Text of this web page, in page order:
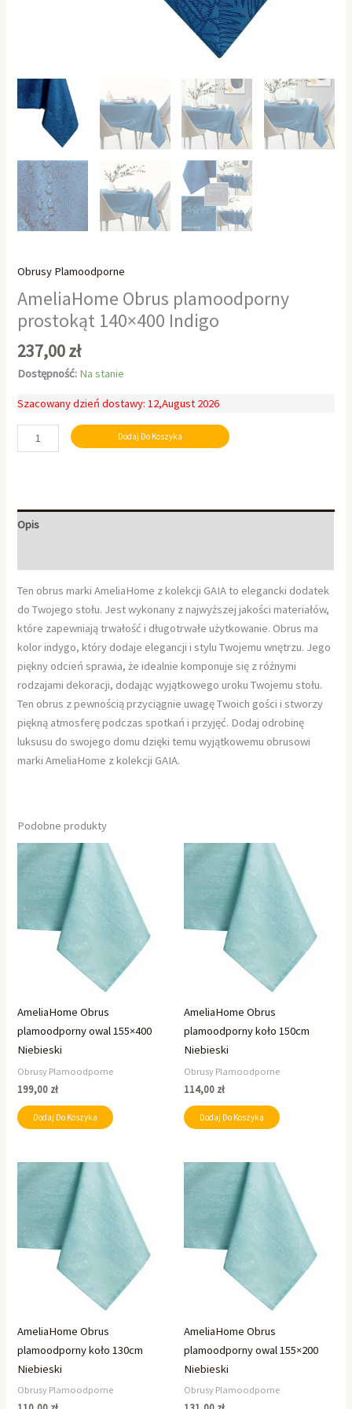
Obrusy Plamoodporne
AmeliaHome Obrus plamoodporny
prostokąt 140×400 Indigo
237,00zł
Dostępność: Na stanie
Szacowany dzień dostawy: 12,August 2026
Dodaj Do Koszyka
Opis
Ten obrus marki AmeliaHome z kolekcji GAIA to elegancki dodatek
do Twojego stołu. Jest wykonany z najwyższej jakości materiałów,
które zapewniają trwałość i długotrwałe użytkowanie. Obrus ma
kolor indygo, który dodaje elegancji i stylu Twojemu wnętrzu. Jego
piękny odcień sprawia, że idealnie komponuje się z różnymi
rodzajami dekoracji, dodając wyjątkowego uroku Twojemu stołu.
Ten obrus z pewnością przyciągnie uwagę Twoich gości i stworzy
piękną atmosferę podczas spotkań i przyjęć. Dodaj odrobinę
luksusu do swojego domu dzięki temu wyjątkowemu obrusowi
marki AmeliaHome z kolekcji GAIA.
Podobne produkty
AmeliaHome Obrus
plamoodporny owal 155×400
Niebieski
Obrusy Plamoodporne
199,00 zł
Dodaj Do Koszyka
AmeliaHome Obrus
plamoodporny koło 150cm
Niebieski
Obrusy Plamoodporne
114,00 zł
Dodaj Do Koszyka
AmeliaHome Obrus
plamoodporny koło 130cm
Niebieski
Obrusy Plamoodporne
AmeliaHome Obrus
plamoodporny owal 155×200
Niebieski
Obrusy Plamoodporne